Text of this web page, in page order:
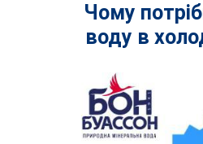
Чому
воду в